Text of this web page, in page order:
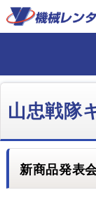
山忠戦隊
新商品発表